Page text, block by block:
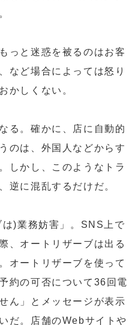
っと迷惑を被るのはお客
など場合によっては怒り
かしくない。
る。確かに、店に自動的
のは、外国人などからす
しかし、このようなトラ
逆に混乱するだけだ。
)業務妨害」。SNS上で
、オートリザーブは出る
オートリザーブを使って
約の可否について36回電
ん」とメッセージが表示
だ。店舗のWebサイトや